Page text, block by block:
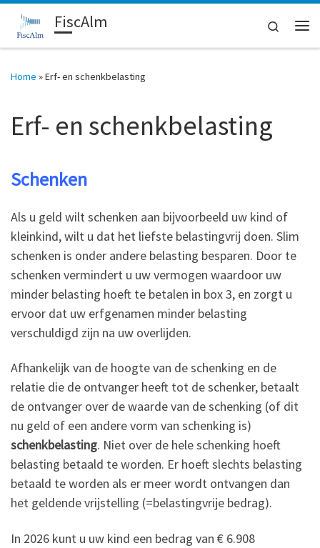
Ga naar inhoud
FiscAlm
Search
Home »Erf- en schenkbelasting
Erf- en schenkbelasting
Schenken
Als u geld wilt schenken aan bijvoorbeeld uw kind of
kleinkind, wilt u dat het liefste belastingvrij doen. Slim
schenken is onder andere belasting besparen. Door te
schenken vermindert u uw vermogen waardoor uw
minder belasting hoeft te betalen in box 3, en zorgt u
ervoor dat uw erfgenamen minder belasting
verschuldigd zijn na uw overlijden.
Afhankelijk van de hoogte van de schenking en de
relatie die de ontvanger heeft tot de schenker, betaalt
de ontvanger over de waarde van de schenking (of dit
nu geld of een andere vorm van schenking is)
schenkbelasting. Niet over de hele schenking hoeft
belasting betaald te worden. Er hoeft slechts belasting
betaald te worden als er meer wordt ontvangen dan
het geldende vrijstelling (=belastingvrije bedrag).
In 2026 kunt u uw kind een bedrag van € 6.908